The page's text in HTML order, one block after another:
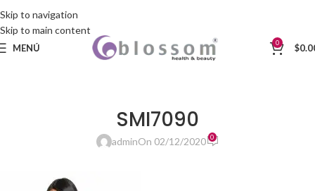
Skip to navigation
Skip to main content
MENÚ 0 $
SMI7090
adminOn 02/12/2020 0